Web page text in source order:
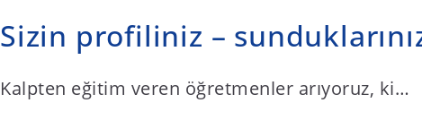
Sizin profiliniz –
Kalpten eğitim veren öğretmenler arıyoruz, ki…